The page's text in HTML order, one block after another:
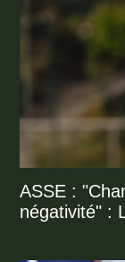
ASSE :
négativité" :